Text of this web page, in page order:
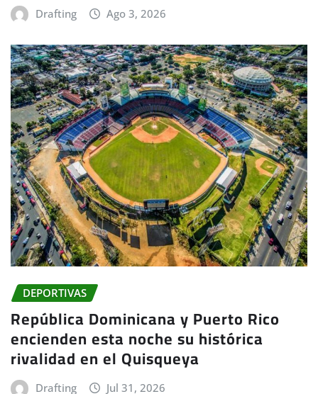
Drafting Ago 3, 2026
DEPORTIVAS
República Dominicana y Puerto Rico
encienden esta noche su histórica
rivalidad en el Quisqueya
Drafting Jul 31, 2026